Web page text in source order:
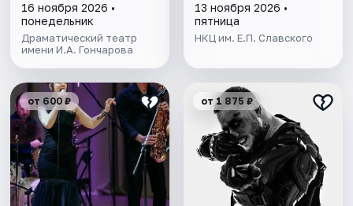
16 ноября 2026 •
понедельник
Драматический театр
имени И.А. Гончарова
13 ноября 2026 •
пятница
НКЦ им. Е.П. Славского
от 600 ₽ от 1 875 ₽